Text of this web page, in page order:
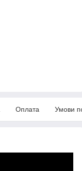
Оплата Умови